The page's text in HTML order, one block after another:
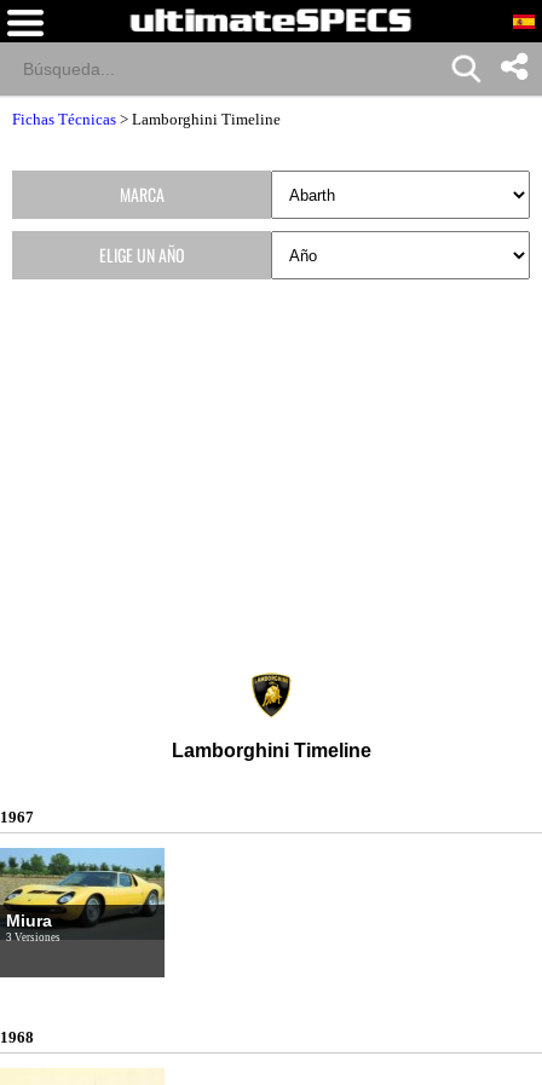
Fichas Técnicas > Lamborghini Timeline
Lamborghini Timeline
1967
Miura
3 Versiones
1968
MARCA
ELIGE UN AÑO